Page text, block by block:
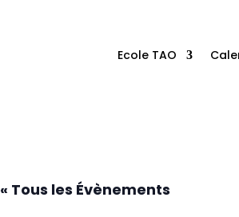
Ecole TAO
« Tous les Évènements